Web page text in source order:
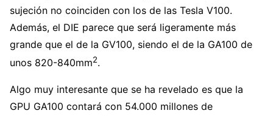
sujeción no coinciden con los de las Tesla V100.
Además, el DIE parece que será ligeramente más
grande que el de la GV100, siendo el de la GA100 de
unos 820-840mm2.
Algo muy interesante que se ha revelado es que la
GPU GA100 contará con 54.000 millones de